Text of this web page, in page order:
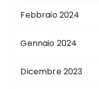
Febbraio 2024
Gennaio 2024
Dicembre 2023